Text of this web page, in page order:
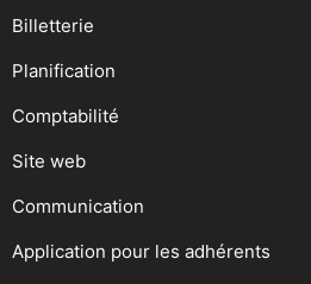
Billetterie
Planification
Comptabilité
Site web
Communication
Application pour les adhérents